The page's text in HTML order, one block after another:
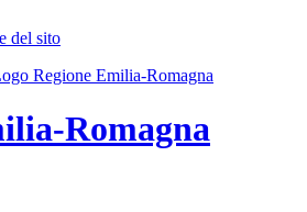
del sito
Romagna